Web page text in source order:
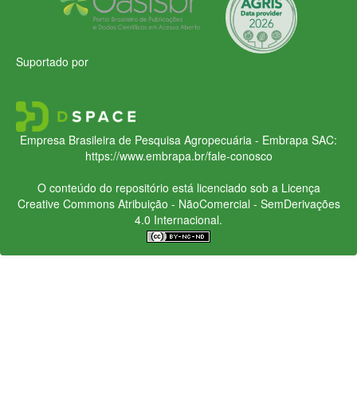
Suportado por
Empresa Brasileira de Pesquisa Agropecuária - Embrapa SAC:
https://www.embrapa.br/fale-conosco
O conteúdo do repositório está licenciado sob a Licença
Creative CommonsAtribuição - NãoComercial - SemDerivações
4.0 Internacional.